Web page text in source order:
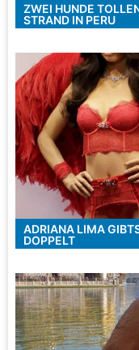
ZWEI HUNDE
STRAND IN PERU
ADRIANA LIMA
DOPPELT